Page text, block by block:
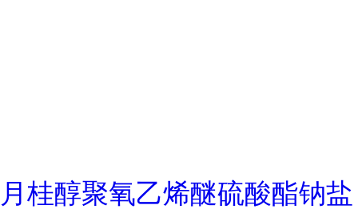
月桂醇聚氧乙烯醚硫酸酯钠盐